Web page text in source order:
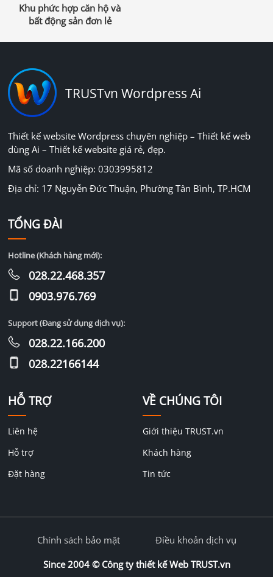
Khu phức hợp căn hộ và
bất động sản đơn lẻ
TRUSTvn Wordpress Ai
Thiết kế website Wordpress chuyên nghiệp – Thiết kế web
dùng Ai – Thiết kế website giá rẻ, đẹp.
Mã số doanh nghiệp: 0303995812
Địa chỉ: 17 Nguyễn Đức Thuận, Phường Tân Bình, TP.HCM
HỖ TRỢ
Liên hệ
Hỗ trợ
Đặt hàng
VỀ CHÚNG TÔI
Giới thiệu TRUST.vn
Khách hàng
Tin tức
TỔNG ĐÀI
Hotline (Khách hàng mới):
028.22.468.357
0903.976.769
Support (Đang sử dụng dịch vụ):
028.22.166.200
028.22166144
Since 2004 © Công ty thiết kế Web TRUST.vn
Chính sách bảo mật Điều khoản dịch vụ